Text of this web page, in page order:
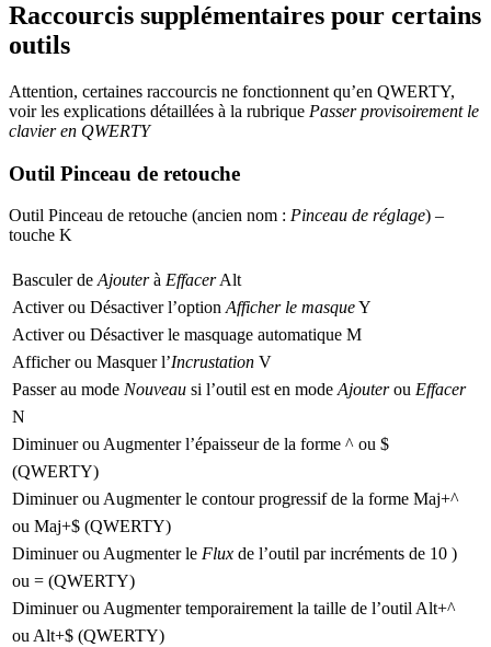
Raccourcis supplémentaires pour certains
outils
Attention, certaines raccourcis ne fonctionnent qu’en QWERTY,
voir les explications détaillées à la rubrique Passer provisoirement le
clavier en QWERTY
Outil Pinceau de retouche
Outil Pinceau de retouche (ancien nom : Pinceau de réglage) –
touche K
Basculer deAjouterà EffacerAlt
Activer ou Désactiver l’optionAfficher le masqueY
Activer ou Désactiver le masquage automatique M
Afficher ou Masquer l’Incrustation V
Passer au mode Nouveau si l’outil est en modeAjouterou Effacer
N
Diminuer ou Augmenter l’épaisseur de la forme ^ ou $
(QWERTY)
Diminuer ou Augmenter le contour progressif de la forme Maj+^
ou Maj+$ (QWERTY)
Diminuer ou Augmenter le Flux de l’outil par incréments de 10 )
ou = (QWERTY)
Diminuer ou Augmenter temporairement la taille de l’outilAlt+^
ouAlt+$ (QWERTY)